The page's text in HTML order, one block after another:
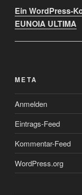
Ein WordPress-
EUNOIA ULTIMA
META
Anmelden
Eintrags-Feed
Kommentar-Feed
WordPress.org